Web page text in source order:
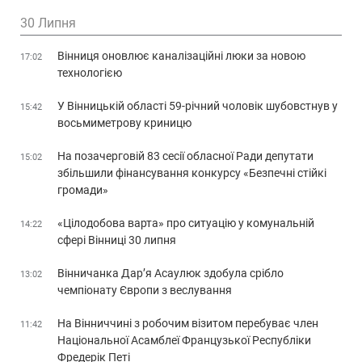
30 Липня
17:02
Вінниця оновлює каналізаційні люки за новою
технологією
15:42
У Вінницькій області 59-річний чоловік шубовстнув у
восьмиметрову криницю
15:02
На позачерговій 83 сесії обласної Ради депутати
збільшили фінансування конкурсу «Безпечні стійкі
громади»
14:22
«Цілодобова варта» про ситуацію у комунальній
сфері Вінниці 30 липня
13:02
Вінничанка Дар’я Асаулюк здобула срібло
чемпіонату Європи з веслування
11:42
На Вінниччині з робочим візитом перебуває член
Національної Асамблеї Французької Республіки
Фредерік Петі